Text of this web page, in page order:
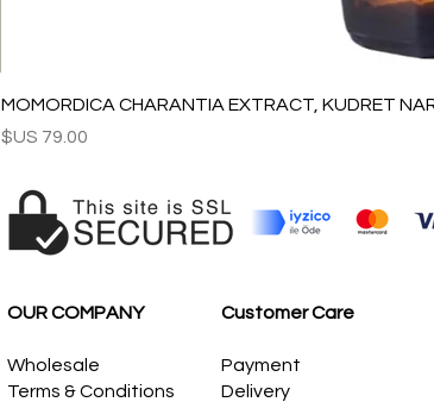
MOMORDICA CHARANTIA EXTRACT, KUDRET
السعر
OUR COMPANY
Wholesale
Terms & Conditions
Customer Care
Payment
Delivery